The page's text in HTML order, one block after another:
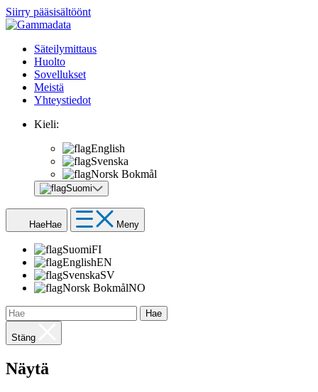
Siirry pääsisältöönt
Säteilymittaus
Huolto
Sovellukset
Meistä
Yhteystiedot
Kieli:
English
Svenska
Norsk Bokmål
Suomi
HaeHae Meny
SuomiFI
EnglishEN
SvenskaSV
Norsk BokmålNO
Hae
Stäng
Näytä